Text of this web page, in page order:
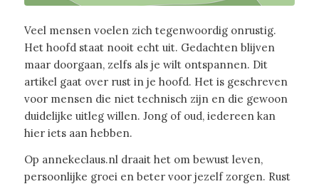
Veel mensen voelen zich tegenwoordig onrustig.
Het hoofd staat nooit echt uit. Gedachten blijven
maar doorgaan, zelfs als je wilt ontspannen. Dit
artikel gaat over rust in je hoofd. Het is geschreven
voor mensen die niet technisch zijn en die gewoon
duidelijke uitleg willen. Jong of oud, iedereen kan
hier iets aan hebben.
Op annekeclaus.nl draait het om bewust leven,
persoonlijke groei en beter voor jezelf zorgen. Rust